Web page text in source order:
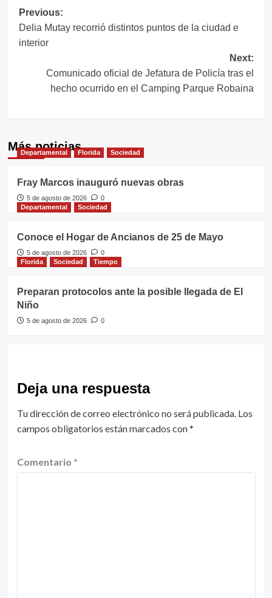
Navegación
de
Previous:
Delia Mutay recorrió distintos puntos de la ciudad e
interior
Next:
Comunicado oficial de Jefatura de Policía tras el
hecho ocurrido en el Camping Parque Robaina
Más noticias
Departamental Florida Sociedad
Fray Marcos inauguró nuevas obras
5 de agosto de 2026
0
Departamental
Sociedad
Conoce el Hogar de Ancianos de 25 de Mayo
5 de agosto de 2026
0
Florida
Sociedad Tiempo
Preparan protocolos ante la posible llegada de El
Niño
5 de agosto de 2026 0
Deja una respuesta
Tu dirección de correo electrónico no será publicada. Los
campos obligatorios están marcados con*
Comentario *